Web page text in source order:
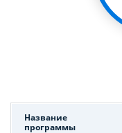
Название
программы